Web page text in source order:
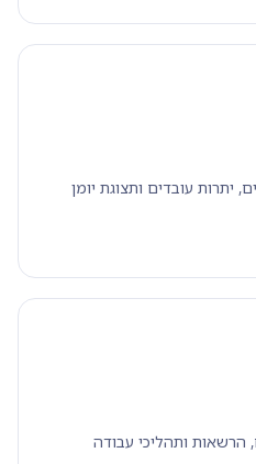
יתרות עובדים ותצוגת יומן
ותהליכי עבודה